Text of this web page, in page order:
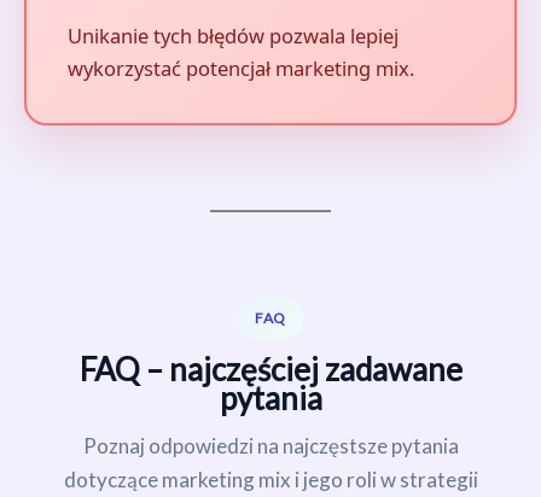
Unikanie tych błędów pozwala lepiej
wykorzystać potencjał marketing mix.
FAQ
FAQ – najczęściej zadawane
pytania
Poznaj odpowiedzi na najczęstsze pytania
dotyczące marketing mix i jego roli w strategii